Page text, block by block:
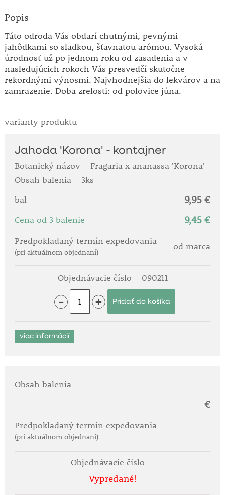
Popis
Táto odroda Vás obdarí chutnými, pevnými
jahôdkami so sladkou, šťavnatou arómou. Vysoká
úrodnosť už po jednom roku od zasadenia a v
nasledujúcich rokoch Vás presvedčí skutočne
rekordnými výnosmi. Najvhodnejšia do lekvárov a na
zamrazenie. Doba zrelosti: od polovice júna.
varianty produktu
Jahoda 'Korona' - kontajner
Botanický názov
Fragaria x ananassa 'Korona'
Obsah balenia
3ks
bal
9,95 €
Cena od 3 balenie 9,45 €
Predpokladaný termín expedovania
(pri aktuálnom objednaní)
od marca
Objednávacie číslo 090211
- +
viac informácií
Obsah balenia
€
Predpokladaný termín expedovania
(pri aktuálnom objednaní)
Objednávacie číslo
Vypredané!